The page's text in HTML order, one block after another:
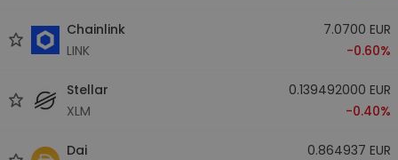
Chainlink
LINK
7.0700 EUR
-0.60%
Stellar
XLM
0.139492000 EUR
-0.40%
Dai
0.864937 EUR